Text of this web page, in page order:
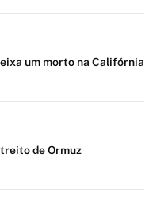
um morto na Califórnia
de Ormuz